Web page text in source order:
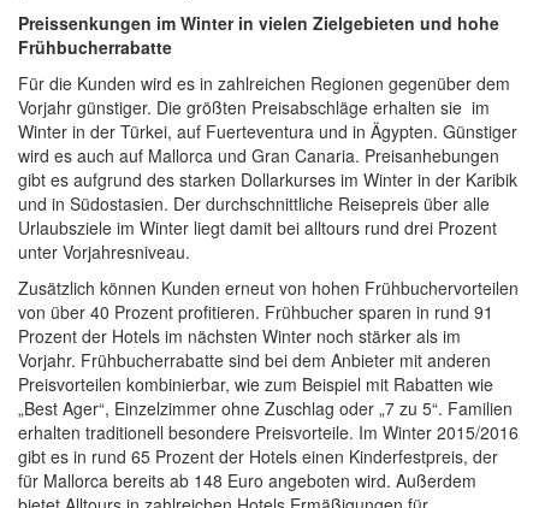
Preissenkungen im Winter in vielen Zielgebieten und hohe
Frühbucherrabatte
Für die Kunden wird es in zahlreichen Regionen gegenüber dem
Vorjahr günstiger. Die größten Preisabschläge erhalten sie im
Winter in der Türkei, auf Fuerteventura und in Ägypten. Günstiger
wird es auch auf Mallorca und Gran Canaria. Preisanhebungen
gibt es aufgrund des starken Dollarkurses im Winter in der Karibik
und in Südostasien. Der durchschnittliche Reisepreis über alle
Urlaubsziele im Winter liegt damit bei alltours rund drei Prozent
unter Vorjahresniveau.
Zusätzlich können Kunden erneut von hohen Frühbuchervorteilen
von über 40 Prozent profitieren. Frühbucher sparen in rund 91
Prozent der Hotels im nächsten Winter noch stärker als im
Vorjahr. Frühbucherrabatte sind bei dem Anbieter mit anderen
Preisvorteilen kombinierbar, wie zum Beispiel mit Rabatten wie
„Best Ager“, Einzelzimmer ohne Zuschlag oder „7 zu 5“. Familien
erhalten traditionell besondere Preisvorteile. Im Winter 2015/2016
gibt es in rund 65 Prozent der Hotels einen Kinderfestpreis, der
für Mallorca bereits ab 148 Euro angeboten wird. Außerdem